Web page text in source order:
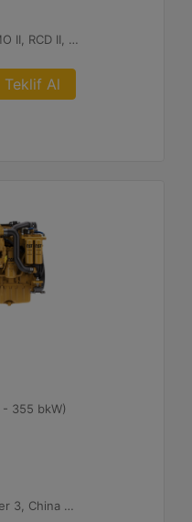
U.S. EPA Tier 3, IMO II, RCD II, China II
Teklif Al
355 bkW)
IMO II, U.S. EPA Tier 3, China Stage II